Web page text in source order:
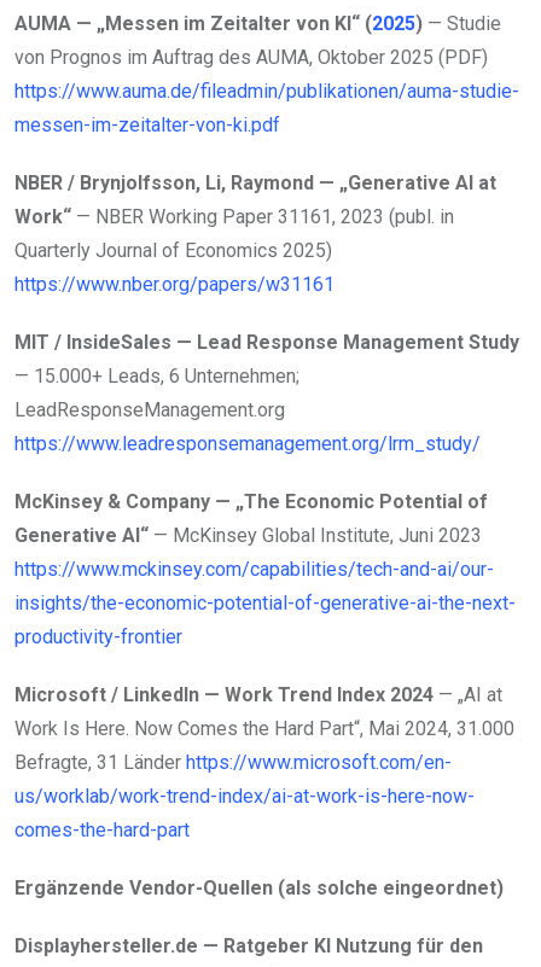
AUMA — „Messen im Zeitalter von KI“ (2025) — Studie
von Prognos im Auftrag des AUMA, Oktober 2025 (PDF)
https://www.auma.de/fileadmin/publikationen/auma-studie-
messen-im-zeitalter-von-ki.pdf
NBER / Brynjolfsson, Li, Raymond — „Generative AI at
Work“ — NBER Working Paper 31161, 2023 (publ. in
Quarterly Journal of Economics 2025)
https://www.nber.org/papers/w31161
MIT / InsideSales — Lead Response Management Study
— 15.000+ Leads, 6 Unternehmen;
LeadResponseManagement.org
https://www.leadresponsemanagement.org/lrm_study/
McKinsey & Company — „The Economic Potential of
Generative AI“ — McKinsey Global Institute, Juni 2023
https://www.mckinsey.com/capabilities/tech-and-ai/our-
insights/the-economic-potential-of-generative-ai-the-next-
productivity-frontier
Microsoft / LinkedIn — Work Trend Index 2024 — „AI at
Work Is Here. Now Comes the Hard Part“, Mai 2024, 31.000
Befragte, 31 Länder https://www.microsoft.com/en-
us/worklab/work-trend-index/ai-at-work-is-here-now-
comes-the-hard-part
Ergänzende Vendor-Quellen (als solche eingeordnet)
Displayhersteller.de — Ratgeber KI Nutzung für den